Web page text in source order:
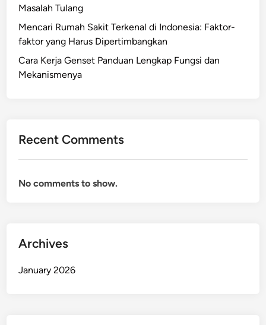
Masalah Tulang
Mencari Rumah Sakit Terkenal di Indonesia: Faktor-
faktor yang Harus Dipertimbangkan
Cara Kerja Genset Panduan Lengkap Fungsi dan
Mekanismenya
Recent Comments
No comments to show.
Archives
January 2026